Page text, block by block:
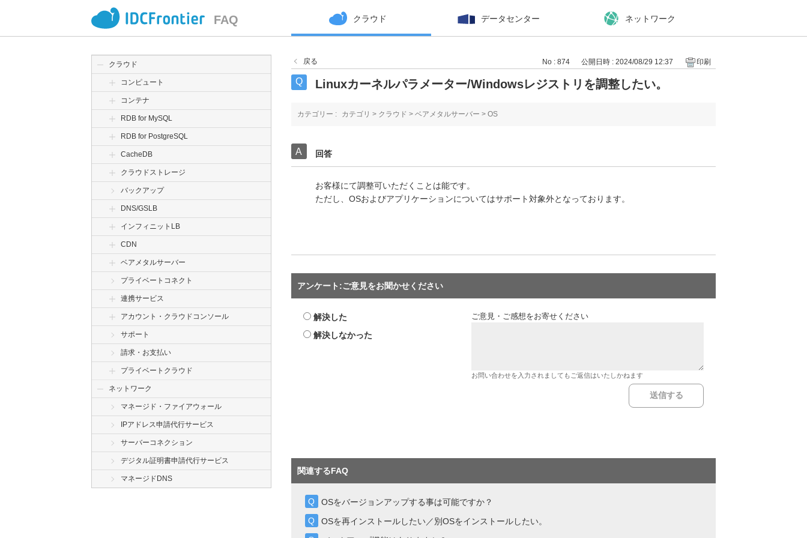
FAQ クラウド データセンター ネットワーク
クラウド
コンピュート
コンテナ
RDB for MySQL
RDB for PostgreSQL
CacheDB
クラウドストレージ
バックアップ
DNS/GSLB
インフィニットLB
CDN
ベアメタルサーバー
プライベートコネクト
連携サービス
アカウント・クラウドコンソール
サポート
請求・お支払い
プライベートクラウド
ネットワーク
マネージド・ファイアウォール
IPアドレス申請代行サービス
サーバーコネクション
デジタル証明書申請代行サービス
マネージドDNS
戻る No : 874 公開日時 : 2024/08/29 12:37 印刷
Linuxカーネルパラメーター/Windowsレジストリを調整したい。
カテゴリー : カテゴリ > クラウド > ベアメタルサーバー > OS
回答
お客様にて調整可いただくことは能です。
ただし、OSおよびアプリケーションについてはサポート対象外となっております。
アンケート:ご意見をお聞かせください
解決した
解決しなかった
ご意見・ご感想をお寄せください
お問い合わせを入力されましてもご返信はいたしかねます
関連するFAQ
OSをバージョンアップする事は可能ですか？
OSを再インストールしたい／別OSをインストールしたい。